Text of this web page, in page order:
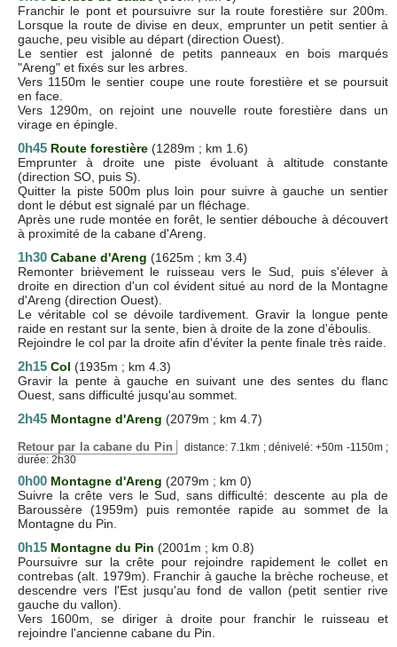
Franchir le pont et poursuivre sur la route forestière sur 200m.
Lorsque la route de divise en deux, emprunter un petit sentier à
gauche, peu visible au départ (direction Ouest).
Le sentier est jalonné de petits panneaux en bois marqués
"Areng" et fixés sur les arbres.
Vers 1150m le sentier coupe une route forestière et se poursuit
en face.
Vers 1290m, on rejoint une nouvelle route forestière dans un
virage en épingle.
0h45 Route forestière (1289m ; km 1.6)
Emprunter à droite une piste évoluant à altitude constante
(direction SO, puis S).
Quitter la piste 500m plus loin pour suivre à gauche un sentier
dont le début est signalé par un fléchage.
Après une rude montée en forêt, le sentier débouche à découvert
à proximité de la cabane d'Areng.
1h30 Cabane d'Areng (1625m ; km 3.4)
Remonter brièvement le ruisseau vers le Sud, puis s'élever à
droite en direction d'un col évident situé au nord de la Montagne
d'Areng (direction Ouest).
Le véritable col se dévoile tardivement. Gravir la longue pente
raide en restant sur la sente, bien à droite de la zone d'éboulis.
Rejoindre le col par la droite afin d'éviter la pente finale très raide.
2h15 Col (1935m ; km 4.3)
Gravir la pente à gauche en suivant une des sentes du flanc
Ouest, sans difficulté jusqu'au sommet.
2h45 Montagne d'Areng (2079m ; km 4.7)
Retour par la cabane du Pin
distance: 7.1km ; dénivelé: +50m -1150m ;
durée: 2h30
0h00 Montagne d'Areng (2079m ; km 0)
Suivre la crête vers le Sud, sans difficulté: descente au pla de
Baroussère (1959m) puis remontée rapide au sommet de la
Montagne du Pin.
0h15 Montagne du Pin (2001m ; km 0.8)
Poursuivre sur la crête pour rejoindre rapidement le collet en
contrebas (alt. 1979m). Franchir à gauche la brèche rocheuse, et
descendre vers l'Est jusqu'au fond de vallon (petit sentier rive
gauche du vallon).
Vers 1600m, se diriger à droite pour franchir le ruisseau et
rejoindre l'ancienne cabane du Pin.